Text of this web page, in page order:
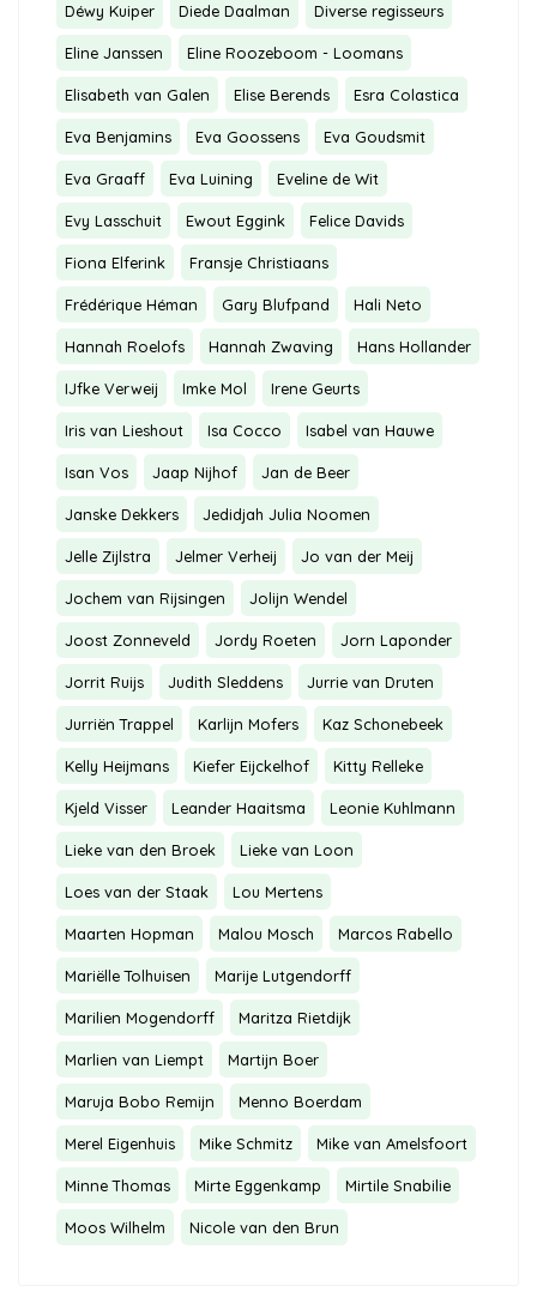
Déwy Kuiper Diede Daalman Diverse regisseurs
Eline Janssen Eline Roozeboom - Loomans
Elisabeth van Galen Elise Berends Esra Colastica
Eva Benjamins Eva Goossens Eva Goudsmit
Eva Graaff Eva Luining Eveline de Wit
Evy Lasschuit Ewout Eggink Felice Davids
Fiona Elferink Fransje Christiaans
Frédérique Héman Gary Blufpand Hali Neto
Hannah Roelofs Hannah Zwaving Hans Hollander
IJfke Verweij Imke Mol Irene Geurts
Iris van Lieshout Isa Cocco Isabel van Hauwe
Isan Vos Jaap Nijhof Jan de Beer
Janske Dekkers Jedidjah Julia Noomen
Jelle Zijlstra Jelmer Verheij Jo van der Meij
Jochem van Rijsingen Jolijn Wendel
Joost Zonneveld Jordy Roeten Jorn Laponder
Jorrit Ruijs Judith Sleddens Jurrie van Druten
Jurriën Trappel Karlijn Mofers Kaz Schonebeek
Kelly Heijmans Kiefer Eijckelhof Kitty Relleke
Kjeld Visser Leander Haaitsma Leonie Kuhlmann
Lieke van den Broek Lieke van Loon
Loes van der Staak Lou Mertens
Maarten Hopman Malou Mosch Marcos Rabello
Mariëlle Tolhuisen Marije Lutgendorff
Marilien Mogendorff Maritza Rietdijk
Marlien van Liempt Martijn Boer
Maruja Bobo Remijn Menno Boerdam
Merel Eigenhuis Mike Schmitz Mike van Amelsfoort
Minne Thomas Mirte Eggenkamp Mirtile Snabilie
Moos Wilhelm Nicole van den Brun